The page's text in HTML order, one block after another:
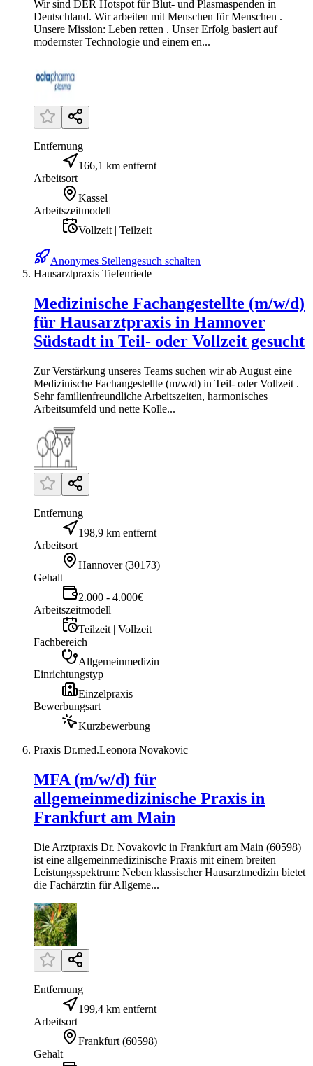
Wir sind DER Hotspot für Blut- und Plasmaspenden in
Deutschland. Wir arbeiten mit Menschen für Menschen .
Unsere Mission: Leben retten . Unser Erfolg basiert auf
modernster Technologie und einem en...
Entfernung
166,1 km entfernt
Arbeitsort
Kassel
Arbeitszeitmodell
Vollzeit | Teilzeit
Anonymes Stellengesuch schalten
Hausarztpraxis Tiefenriede
Medizinische Fachangestellte (m/w/d)
für Hausarztpraxis in Hannover
Südstadt in Teil- oder Vollzeit gesucht
Zur Verstärkung unseres Teams suchen wir ab August eine
Medizinische Fachangestellte (m/w/d) in Teil- oder Vollzeit .
Sehr familienfreundliche Arbeitszeiten, harmonisches
Arbeitsumfeld und nette Kolle...
Entfernung
198,9 km entfernt
Arbeitsort
Hannover (30173)
Gehalt
2.000 - 4.000€
Arbeitszeitmodell
Teilzeit | Vollzeit
Fachbereich
Allgemeinmedizin
Einrichtungstyp
Einzelpraxis
Bewerbungsart
Kurzbewerbung
Praxis Dr.med.Leonora Novakovic
MFA (m/w/d) für
allgemeinmedizinische Praxis in
Frankfurt am Main
Die Arztpraxis Dr. Novakovic in Frankfurt am Main (60598)
ist eine allgemeinmedizinische Praxis mit einem breiten
Leistungsspektrum: Neben klassischer Hausarztmedizin bietet
die Fachärztin für Allgeme...
Entfernung
199,4 km entfernt
Arbeitsort
Frankfurt (60598)
Gehalt